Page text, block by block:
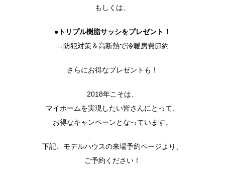
もしくは、
●トリプル樹脂サッシをプレゼント！
→防犯対策＆高断熱で冷暖房費節約
さらにお得なプレゼントも！
2018年こそは、
マイホームを実現したい皆さんにとって、
お得なキャンペーンとなっています。
下記、モデルハウスの来場予約ページより、
ご予約ください！